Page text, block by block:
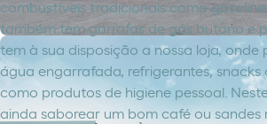
combustíveis tradicionais como
também tem garrafas de gás butano e
tem à sua disposição a nossa loja,
água engarrafada, refrigerantes, snacks
como produtos de higiene pessoal.
ainda saborear um bom café ou sandes